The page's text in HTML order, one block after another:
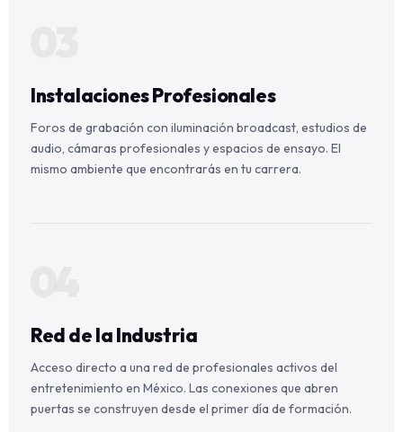
Instalaciones Profesionales
Foros de grabación con iluminación broadcast, estudios de
audio, cámaras profesionales y espacios de ensayo. El
mismo ambiente que encontrarás en tu carrera.
04
Red de la Industria
Acceso directo a una red de profesionales activos del
entretenimiento en México. Las conexiones que abren
puertas se construyen desde el primer día de formación.